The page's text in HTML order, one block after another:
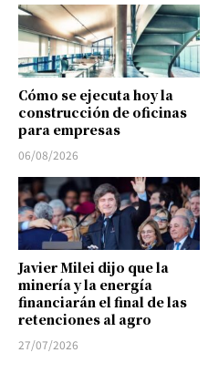
Cómo se ejecuta hoy la
construcción de oficinas
para empresas
06/08/2026
Javier Milei dijo que la
minería y la energía
financiarán el final de las
retenciones al agro
27/07/2026